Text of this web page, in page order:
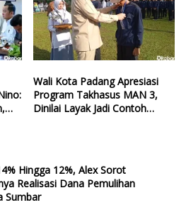
Wali Kota Padang Apresiasi
Program Takhasus MAN 3,
Dinilai Layak Jadi Contoh
Hingga 12%, Alex Sorot
Realisasi Dana Pemulihan
Sumbar